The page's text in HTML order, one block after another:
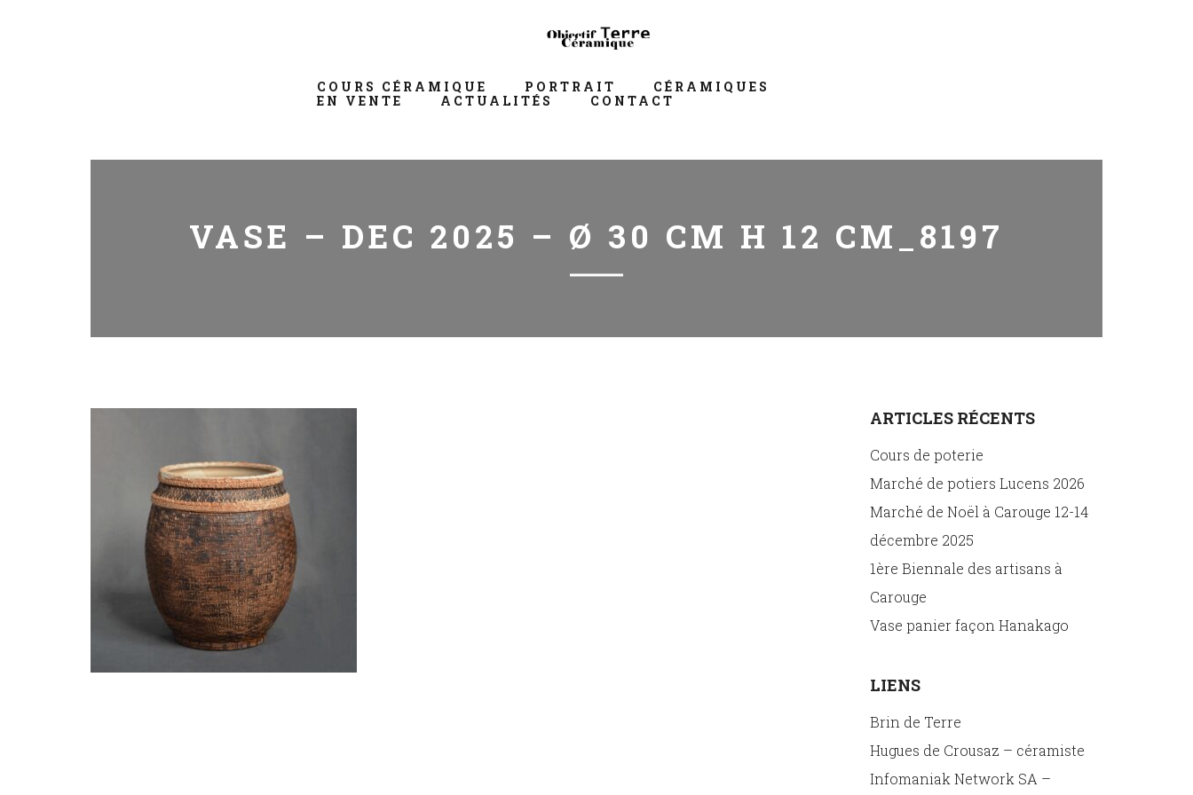
COURS CÉRAMIQUE PORTRAIT
CÉRAMIQUES
EN VENTE
ACTUALITÉS CONTACT
VASE – DEC 2025 – Ø 30 CM H 12 CM_8197
ARTICLES RÉCENTS
Cours de poterie
Marché de potiers Lucens 2026
Marché de Noël à Carouge 12-14
décembre 2025
1ère Biennale des artisans à
Carouge
Vase panier façon Hanakago
LIENS
Brin de Terre
Hugues de Crousaz – céramiste
Infomaniak Network SA –